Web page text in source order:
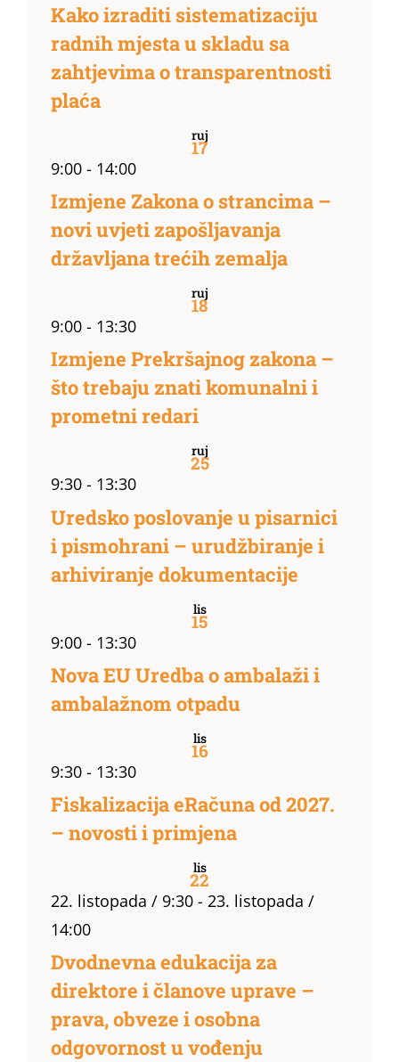
Kako izraditi sistematizaciju
radnih mjesta u skladu sa
zahtjevima o transparentnosti
plaća
ruj
17
9:00 - 14:00
Izmjene Zakona o strancima –
novi uvjeti zapošljavanja
državljana trećih zemalja
ruj
18
9:00 - 13:30
Izmjene Prekršajnog zakona –
što trebaju znati komunalni i
prometni redari
ruj
25
9:30 - 13:30
Uredsko poslovanje u pisarnici
i pismohrani – urudžbiranje i
arhiviranje dokumentacije
lis
15
9:00 - 13:30
Nova EU Uredba o ambalaži i
ambalažnom otpadu
lis
16
9:30 - 13:30
Fiskalizacija eRačuna od 2027.
– novosti i primjena
lis
22
22. listopada / 9:30 -23. listopada /
14:00
Dvodnevna edukacija za
direktore i članove uprave –
prava, obveze i osobna
odgovornost u vođenju